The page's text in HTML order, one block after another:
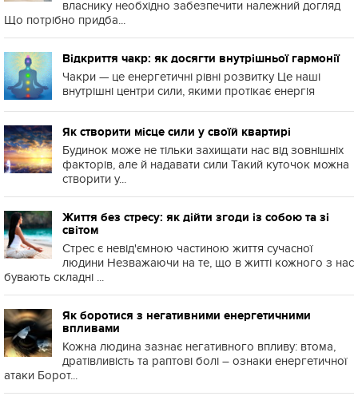
власнику необхідно забезпечити належний догляд
Що потрібно придба...
Відкриття чакр: як досягти внутрішньої гармонії
Чакри — це енергетичні рівні розвитку Це наші
внутрішні центри сили, якими протікає енергія
Як створити місце сили у своїй квартирі
Будинок може не тільки захищати нас від зовнішніх
факторів, але й надавати сили Такий куточок можна
створити у...
Життя без стресу: як дійти згоди із собою та зі
світом
Стрес є невід'ємною частиною життя сучасної
людини Незважаючи на те, що в житті кожного з нас
бувають складні ...
Як боротися з негативними енергетичними
впливами
Кожна людина зазнає негативного впливу: втома,
дратівливість та раптові болі – ознаки енергетичної
атаки Борот...